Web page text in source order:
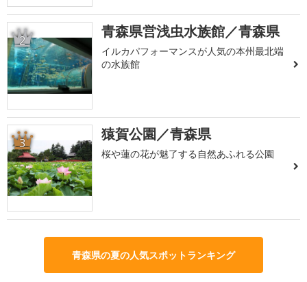
2 青森県営浅虫水族館／青森県
イルカパフォーマンスが人気の本州最北端
の水族館
3 猿賀公園／青森県
桜や蓮の花が魅了する自然あふれる公園
青森県の夏の人気スポットランキング